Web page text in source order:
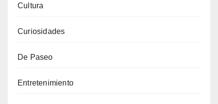
Cultura
Curiosidades
De Paseo
Entretenimiento